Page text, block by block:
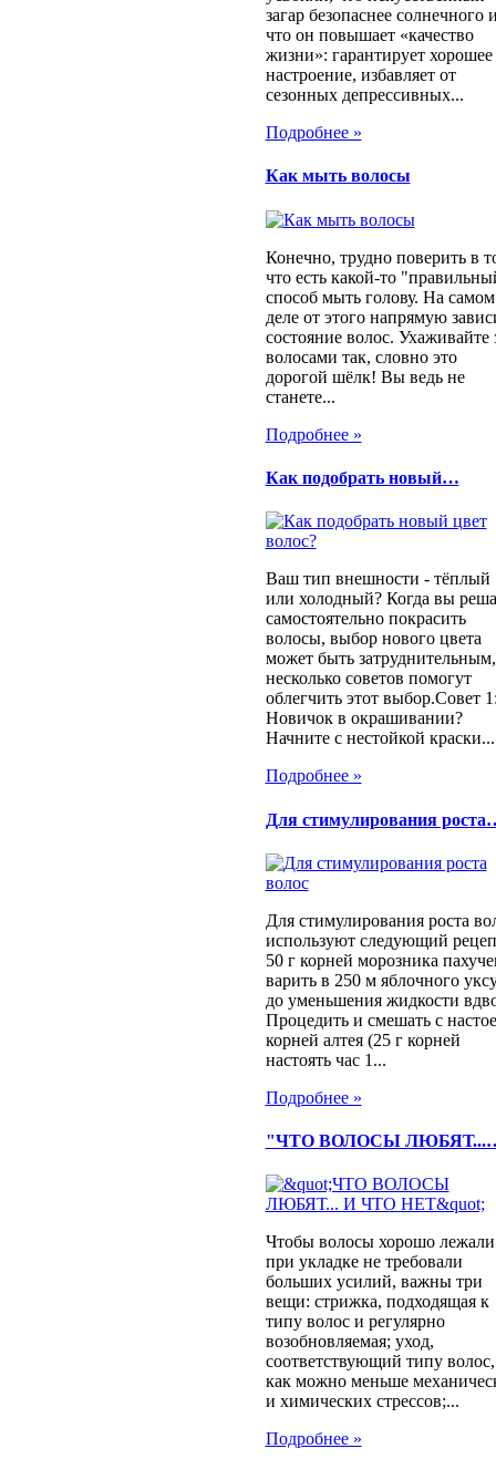
загар безопаснее солнечного
что он повышает «качество
жизни»: гарантирует хорошее
настроение, избавляет от
сезонных депрессивных...
Подробнее »
Как мыть волосы
Конечно, трудно поверить в
что есть какой-то
способ мыть голову. На
деле от этого напрямую
состояние волос. Ухаживайте
волосами так, словно это
дорогой шёлк! Вы ведь не
станете...
Подробнее »
Как подобрать новый…
Ваш тип внешности - тёплый
или холодный? Когда вы
самостоятельно покрасить
волосы, выбор нового цвета
может быть
несколько советов помогут
облегчить этот выбор.Совет
Новичок в окрашивании?
Начните с нестойкой
Подробнее »
Для стимулирования
Для стимулирования роста
используют следующий
50 г корней морозника
варить в 250 м яблочного
до уменьшения жидкости
Процедить и смешать с
корней алтея (25 г корней
настоять час 1...
Подробнее »
"ЧТО ВОЛОСЫ
Чтобы волосы хорошо
при укладке не требовали
больших усилий, важны три
вещи: стрижка, подходящая к
типу волос и регулярно
возобновляемая; уход,
соответствующий типу
как можно меньше
и химических стрессов;...
Подробнее »